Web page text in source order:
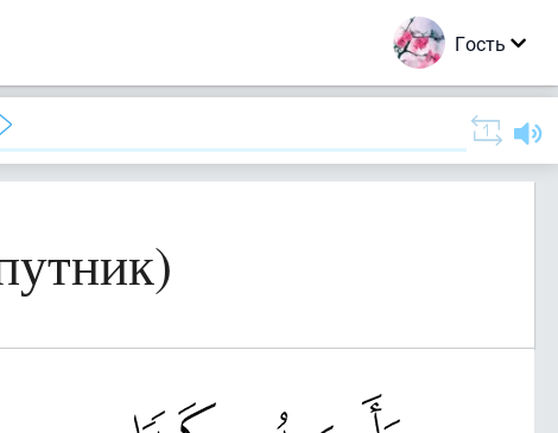
Гость